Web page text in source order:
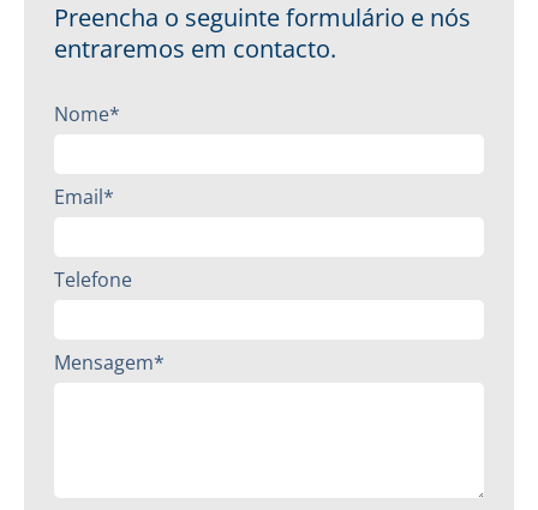
Preencha o seguinte formulário e nós
entraremos em contacto.
Nome*
Email*
Telefone
Mensagem*